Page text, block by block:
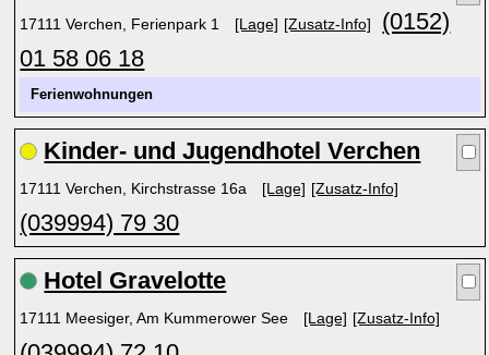
17111 Verchen, Ferienpark 1 [Lage] [Zusatz-Info]
(0152)
01 58 06 18
Ferienwohnungen
Kinder- und Jugendhotel Verchen
17111 Verchen, Kirchstrasse 16a [Lage] [Zusatz-Info]
(039994) 79 30
Hotel Gravelotte
17111 Meesiger, Am Kummerower See [Lage] [Zusatz-Info]